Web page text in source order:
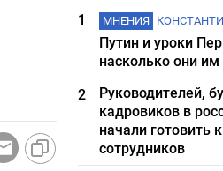
1 МНЕНИЯ
Путин и уроки
насколько они
2
Руководителей,
кадровиков в
начали готовить
сотрудников